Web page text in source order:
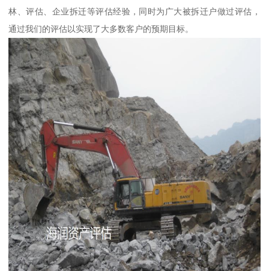
林、评估、企业拆迁等评估经验，同时为广大被拆迁户做过评估，
通过我们的评估以实现了大多数客户的预期目标。